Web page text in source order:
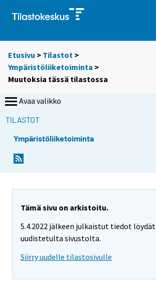
Etusivu > Tilastot >
Ympäristöliiketoiminta >
Muutoksia tässä tilastossa
Avaa valikko
TILASTOT
Ympäristöliiketoiminta
Tämä sivu on arkistoitu.
5.4.2022 jälkeen julkaistut tiedot löydät
uudistetulta sivustolta.
Siirry uudelle tilastosivulle